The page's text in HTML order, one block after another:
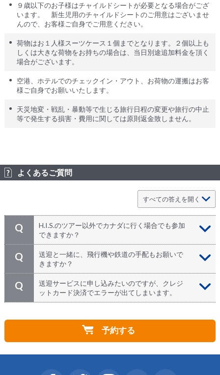
９歳以下のお子様はチャイルドシートが必要となる場合がござ
います。 新生児用のチャイルドシートのご用意はございませ
んので、お客様ご自身でご用意ください。
荷物はお１人様スーツケース１個までとなります。２個以上も
しくは大きな荷物をお持ちの場合は、当日別途追加料金を頂く
場合がございます。
空港、ホテルでのチェックイン・アウト、お荷物の運搬はお客
様ご自身でお願いいたします。
天災地変・戦乱・暴動等で生じる旅行日程の変更や旅行の中止
等で発生する損害・費用に関しては原則返金致しません。
よくあるご質問
Q
H.I.S.のツアー以外でカナダに行く場合でも参加
できますか？
A
どうぞご参加ください。日本発のツアーでカナダにお越
しになる方、個人旅行で来られる方、カナダなど海外に
お住まいの方、どなたでもお申込みいただけます！
Q
送迎と一緒に、飛行機や鉄道の手配もお願いで
きますか？
A
もちろん承ります！ カナダやアメリカで移動される場
合の航空券や鉄道およびバスの乗車券などもお気軽にお
申し付けください。ホテルもH.I.S.だけのお得な料金で
「STEP 2 参加者情報入力」のメモ欄にご記入の上お問
い合わせください。
Q
送迎サービスに申し込みたいのですが、クレジ
ットカード決済でエラーが出てしまいます。
お問い合わせください。担当者が直接対応させていただ
予約する